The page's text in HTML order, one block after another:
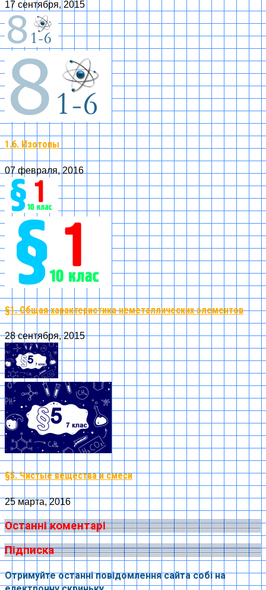
17 сентября, 2015
1.6. Изотопы
07 февраля, 2016
§1. Общая характеристика неметаллических элементов
28 сентября, 2015
§5. Чистые вещества и смеси
25 марта, 2016
Останні коментарі
Підписка
Отримуйте останні повідомлення сайта собі на